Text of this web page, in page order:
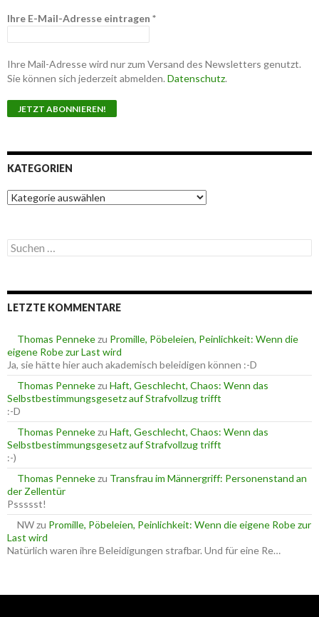
Ihre E-Mail-Adresse eintragen *
Ihre Mail-Adresse wird nur zum Versand des Newsletters genutzt.
Sie können sich jederzeit abmelden. Datenschutz.
KATEGORIEN
K
a
g
o
n
S
u
e
n
c
h
:
LETZTE KOMMENTARE
Thomas Pennekezu Promille, Pöbeleien, Peinlichkeit: Wenn die
eigene Robe zur Last wird
Ja, sie hätte hier auch akademisch beleidigen können :-D
Thomas Pennekezu Haft, Geschlecht, Chaos: Wenn das
Selbstbestimmungsgesetz auf Strafvollzug trifft
:-D
Thomas Pennekezu Haft, Geschlecht, Chaos: Wenn das
Selbstbestimmungsgesetz auf Strafvollzug trifft
:-)
Thomas Pennekezu Transfrau im Männergriff: Personenstand an
der Zellentür
Pssssst!
NWzu Promille, Pöbeleien, Peinlichkeit: Wenn die eigene Robe zur
Last wird
Natürlich waren ihre Beleidigungen strafbar. Und für eine Re…